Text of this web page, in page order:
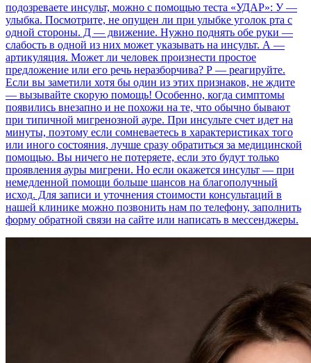
подозреваете инсульт, можно с помощью теста «УДАР»: У —
улыбка. Посмотрите, не опущен ли при улыбке уголок рта с
одной стороны. Д — движение. Нужно поднять обе руки —
слабость в одной из них может указывать на инсульт. А —
артикуляция. Может ли человек произнести простое
предложение или его речь неразборчива? Р — реагируйте.
Если вы заметили хотя бы один из этих признаков, не ждите
— вызывайте скорую помощь! Особенно, когда симптомы
появились внезапно и не похожи на те, что обычно бывают
при типичной мигренозной ауре. При инсульте счет идет на
минуты, поэтому если сомневаетесь в характеристиках того
или иного состояния, лучше сразу обратиться за медицинской
помощью. Вы ничего не потеряете, если это будут только
проявления ауры мигрени. Но если окажется инсульт — при
немедленной помощи больше шансов на благополучный
исход. Для записи и уточнения стоимости консультаций в
нашей клинике можно позвонить нам по телефону, заполнить
форму обратной связи на сайте или написать в мессенджеры.